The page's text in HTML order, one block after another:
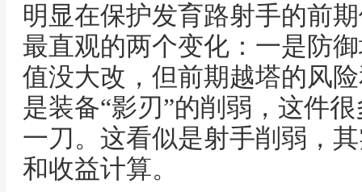
明显在保护发育路射手的前
最直观的两个变化：一是防
值没大改，但前期越塔的风
是装备“影刃”的削弱，这件
一刀。这看似是射手削弱，
和收益计算。